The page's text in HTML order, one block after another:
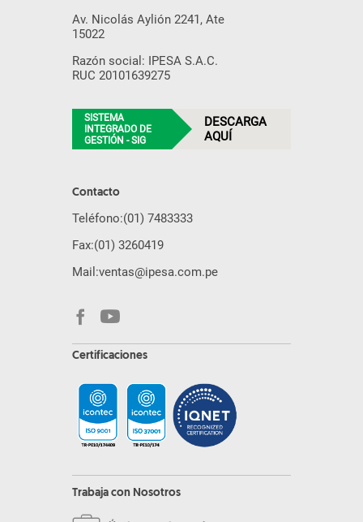
Av. Nicolás Aylión 2241, Ate
15022
Razón social: IPESA S.A.C.
RUC 20101639275
SISTEMA
INTEGRADO DE
GESTIÓN - SIG
DESCARGA
AQUÍ
Contacto
Teléfono:(01) 7483333
Fax:(01) 3260419
Mail:ventas@ipesa.com.pe
Certificaciones
Trabaja con Nosotros